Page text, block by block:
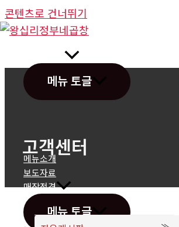
콘텐츠로 건너뛰기
메뉴 토글
메뉴소개
보도자료
매장전경
메뉴 토글
고객센터